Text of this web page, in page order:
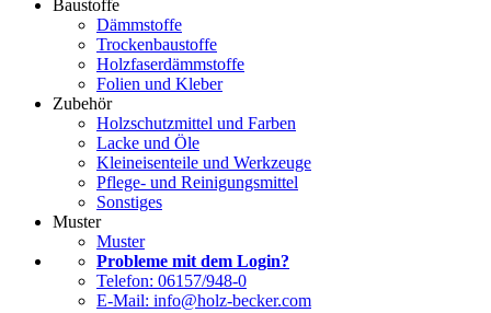
Baustoffe
Dämmstoffe
Trockenbaustoffe
Holzfaserdämmstoffe
Folien und Kleber
Zubehör
Holzschutzmittel und Farben
Lacke und Öle
Kleineisenteile und Werkzeuge
Pflege- und Reinigungsmittel
Sonstiges
Muster
Muster
Probleme mit dem Login?
Telefon: 06157/948-0
E-Mail: info@holz-becker.com